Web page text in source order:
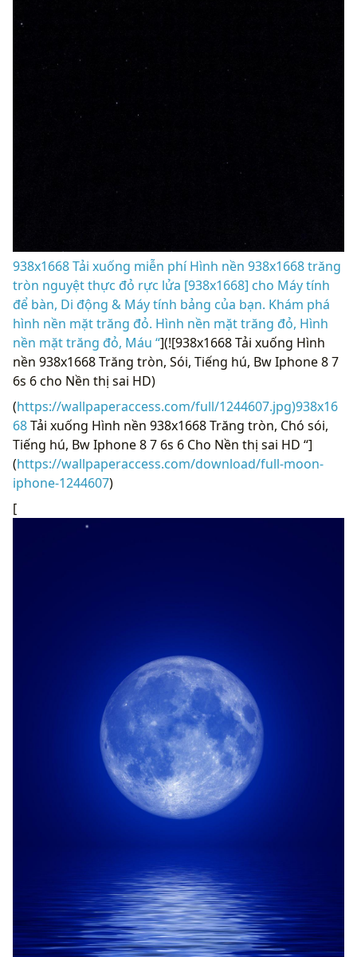
938x1668 Tải xuống miễn phí Hình nền 938x1668 trăng
tròn nguyệt thực đỏ rực lửa [938x1668] cho Máy tính
để bàn, Di động & Máy tính bảng của bạn. Khám phá
hình nền mặt trăng đỏ. Hình nền mặt trăng đỏ, Hình
nền mặt trăng đỏ, Máu “](![938x1668 Tải xuống Hình
nền 938x1668 Trăng tròn, Sói, Tiếng hú, Bw Iphone 8 7
6s 6 cho Nền thị sai HD)
(https://wallpaperaccess.com/full/1244607.jpg)938x16
68Tải xuống Hình nền 938x1668 Trăng tròn, Chó sói,
Tiếng hú, Bw Iphone 8 7 6s 6 Cho Nền thị sai HD “]
(https://wallpaperaccess.com/download/full-moon-
iphone-1244607)
[